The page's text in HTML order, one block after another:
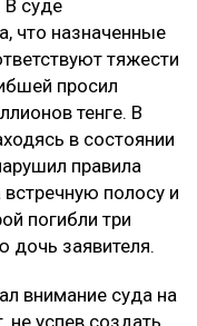
оценили
Р.К. — отец
в аварии.
Паку он не
размера
суде
тяжести
просил